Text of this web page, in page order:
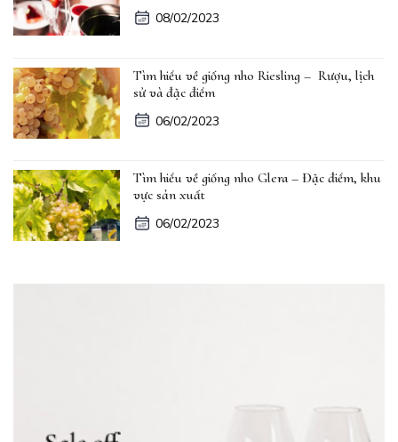
08/02/2023
Tìm hiểu về giống nho Riesling – Rượu, lịch
sử và đặc điểm
06/02/2023
Tìm hiểu về giống nho Glera – Đặc điểm, khu
vực sản xuất
06/02/2023